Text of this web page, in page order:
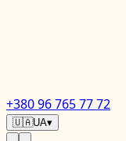
+380 96 765 77 72
🇺🇦UA▾